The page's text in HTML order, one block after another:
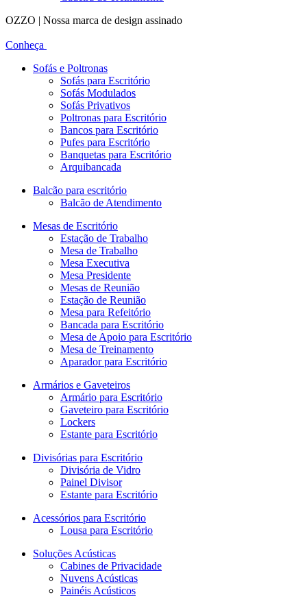
OZZO | Nossa marca de design assinado
Conheça
Sofás e Poltronas
Sofás para Escritório
Sofás Modulados
Sofás Privativos
Poltronas para Escritório
Bancos para Escritório
Pufes para Escritório
Banquetas para Escritório
Arquibancada
Balcão para escritório
Balcão de Atendimento
Mesas de Escritório
Estação de Trabalho
Mesa de Trabalho
Mesa Executiva
Mesa Presidente
Mesas de Reunião
Estação de Reunião
Mesa para Refeitório
Bancada para Escritório
Mesa de Apoio para Escritório
Mesa de Treinamento
Aparador para Escritório
Armários e Gaveteiros
Armário para Escritório
Gaveteiro para Escritório
Lockers
Estante para Escritório
Divisórias para Escritório
Divisória de Vidro
Painel Divisor
Estante para Escritório
Acessórios para Escritório
Lousa para Escritório
Soluções Acústicas
Cabines de Privacidade
Nuvens Acústicas
Painéis Acústicos